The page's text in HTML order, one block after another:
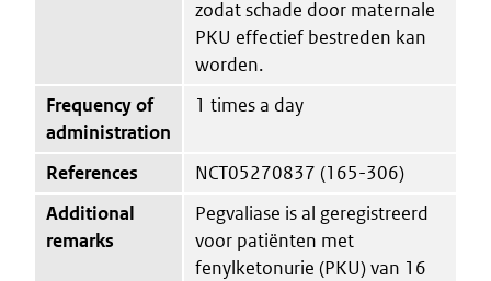
zodat schade door maternale
PKU effectief bestreden kan
worden.
Frequency of
administration
1 times a day
References
NCT05270837 (165-306)
Additional
remarks
Pegvaliase is al geregistreerd
voor patiënten met
fenylketonurie (PKU) van 16